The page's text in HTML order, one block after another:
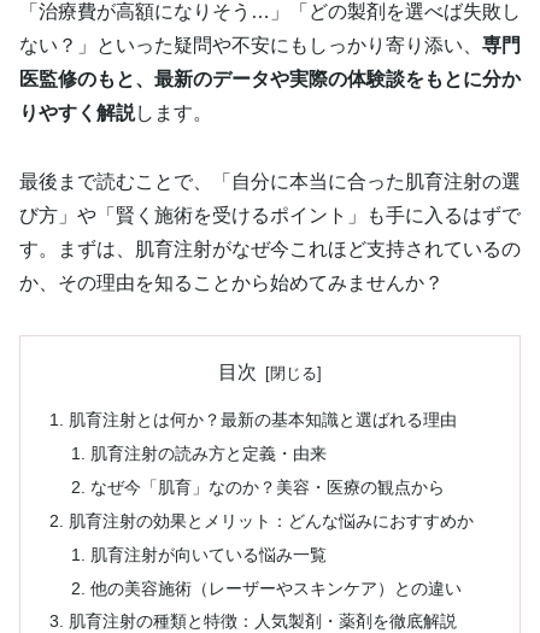
「治療費が高額になりそう…」「どの製剤を選べば失敗し
ない？」といった疑問や不安にもしっかり寄り添い、 専門
医監修のもと、最新のデータや実際の体験談をもとに分か
りやすく解説します。
最後まで読むことで、「自分に本当に合った肌育注射の選
び方」や「賢く施術を受けるポイント」も手に入るはずで
す。まずは、肌育注射がなぜ今これほど支持されているの
か、その理由を知ることから始めてみませんか？
目次
肌育注射とは何か？最新の基本知識と選ばれる理由
肌育注射の読み方と定義・由来
なぜ今「肌育」なのか？美容・医療の観点から
肌育注射の効果とメリット：どんな悩みにおすすめか
肌育注射が向いている悩み一覧
他の美容施術（レーザーやスキンケア）との違い
肌育注射の種類と特徴：人気製剤・薬剤を徹底解説